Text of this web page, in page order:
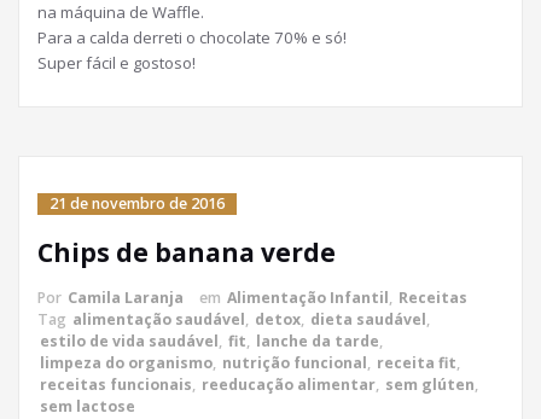
na máquina de Waffle.
Para a calda derreti o chocolate 70% e só!
Super fácil e gostoso!
21 de novembro de 2016
Chips de banana verde
Por Camila Laranja em Alimentação Infantil, Receitas
Tag alimentação saudável, detox, dieta saudável,
estilo de vida saudável, fit, lanche da tarde,
limpeza do organismo, nutrição funcional, receita fit,
receitas funcionais, reeducação alimentar, sem glúten,
sem lactose